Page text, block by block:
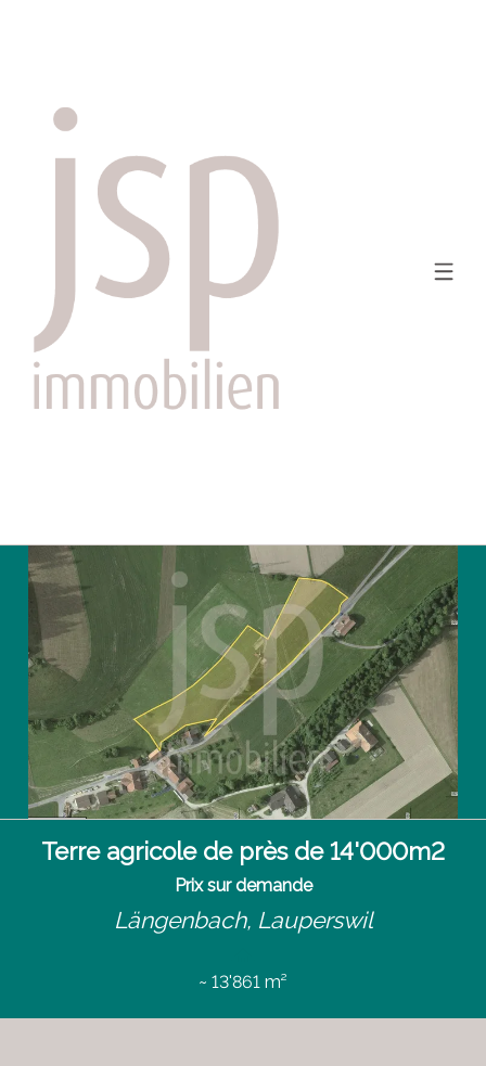
Terre agricole de près de 14'000m2
Prix sur demande
Längenbach, Lauperswil
~ 13'861 m²